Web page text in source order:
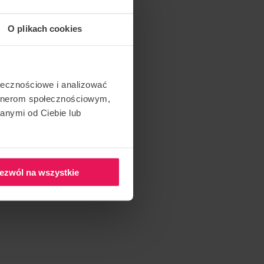
O plikach cookies
i analizować
społecznościowym,
od Ciebie lub
na wszystkie